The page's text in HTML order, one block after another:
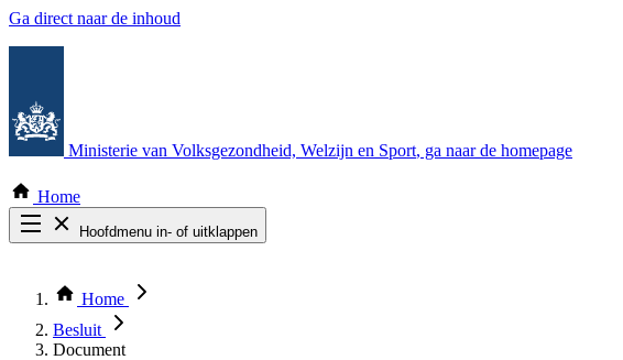
Ga direct naar de inhoud
Ministerie van Volksgezondheid, Welzijn en Sport, ga naar de homepage
Home
Hoofdmenu in- of uitklappen
Thema COVID-19
Bekijk per bestuursorgaan
Home
Besluit
Document